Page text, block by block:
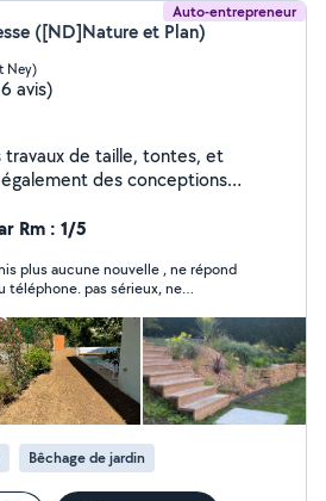
Auto-entrepreneur
([ND]Nature et Plan)
Ney)
avis)
travaux de taille, tontes, et
des conceptions
Rm : 1/5
plus aucune nouvelle , ne répond
téléphone. pas sérieux, ne
Bêchage de jardin